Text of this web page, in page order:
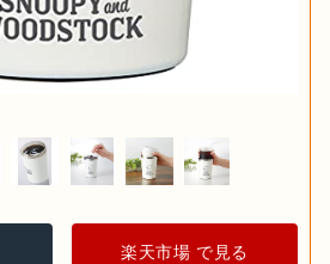
楽天市場 で見る